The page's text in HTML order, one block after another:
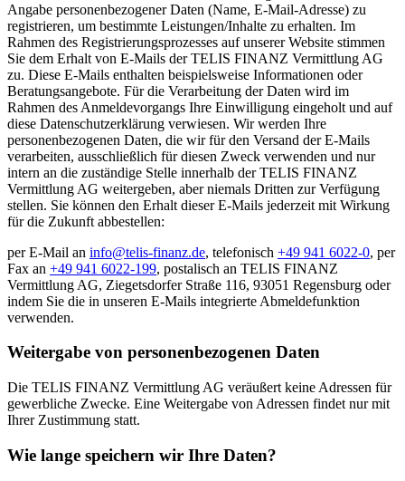
Angabe personenbezogener Daten (Name, E-Mail-Adresse) zu
registrieren, um bestimmte Leistungen/Inhalte zu erhalten. Im
Rahmen des Registrierungsprozesses auf unserer Website stimmen
Sie dem Erhalt von E-Mails der TELIS FINANZ Vermittlung AG
zu. Diese E-Mails enthalten beispielsweise Informationen oder
Beratungsangebote. Für die Verarbeitung der Daten wird im
Rahmen des Anmeldevorgangs Ihre Einwilligung eingeholt und auf
diese Datenschutzerklärung verwiesen. Wir werden Ihre
personenbezogenen Daten, die wir für den Versand der E-Mails
verarbeiten, ausschließlich für diesen Zweck verwenden und nur
intern an die zuständige Stelle innerhalb der TELIS FINANZ
Vermittlung AG weitergeben, aber niemals Dritten zur Verfügung
stellen. Sie können den Erhalt dieser E-Mails jederzeit mit Wirkung
für die Zukunft abbestellen:
per E-Mail an info@telis-finanz.de, telefonisch +49 941 6022-0, per
Fax an +49 941 6022-199, postalisch an TELIS FINANZ
Vermittlung AG, Ziegetsdorfer Straße 116, 93051 Regensburg oder
indem Sie die in unseren E-Mails integrierte Abmeldefunktion
verwenden.
Weitergabe von personenbezogenen Daten
Die TELIS FINANZ Vermittlung AG veräußert keine Adressen für
gewerbliche Zwecke. Eine Weitergabe von Adressen findet nur mit
Ihrer Zustimmung statt.
Wie lange speichern wir Ihre Daten?